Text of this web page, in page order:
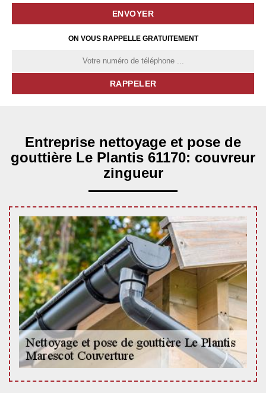
ON VOUS RAPPELLE GRATUITEMENT
Entreprise nettoyage et pose de
gouttière Le Plantis 61170: couvreur
zingueur